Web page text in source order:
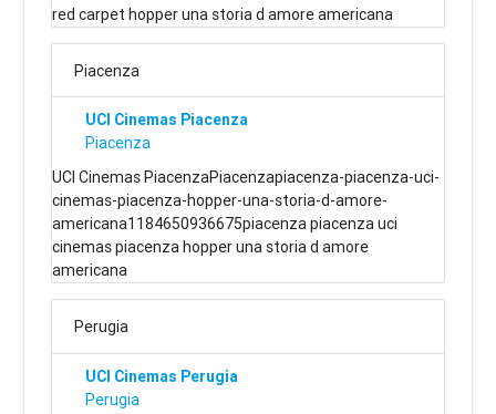
red carpet hopper una storia d amore americana
Piacenza
UCI Cinemas Piacenza
Piacenza
UCI Cinemas PiacenzaPiacenzapiacenza-piacenza-uci-
cinemas-piacenza-hopper-una-storia-d-amore-
americana1184650936675piacenza piacenza uci
cinemas piacenza hopper una storia d amore
americana
Perugia
UCI Cinemas Perugia
Perugia